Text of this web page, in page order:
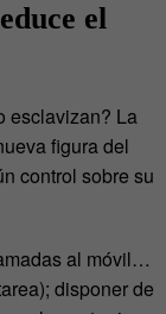
el
esclavizan? La
figura del
control sobre su
al móvil…
disponer de